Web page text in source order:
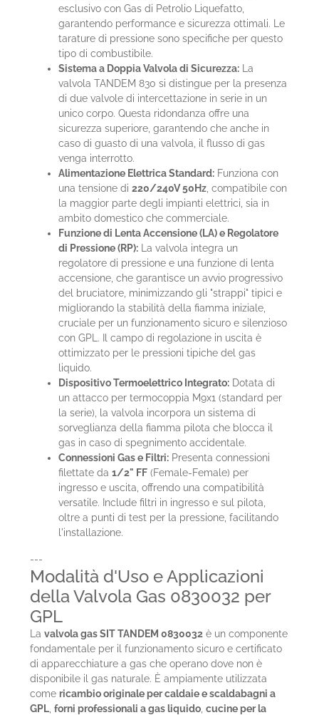
esclusivo con Gas di Petrolio Liquefatto,
garantendo performance e sicurezza ottimali. Le
tarature di pressione sono specifiche per questo
tipo di combustibile.
Sistema a Doppia Valvola di Sicurezza: La
valvola TANDEM 830 si distingue per la presenza
di due valvole di intercettazione in serie in un
unico corpo. Questa ridondanza offre una
sicurezza superiore, garantendo che anche in
caso di guasto di una valvola, il flusso di gas
venga interrotto.
Alimentazione Elettrica Standard: Funziona con
una tensione di220/240V 50Hz , compatibile con
la maggior parte degli impianti elettrici, sia in
ambito domestico che commerciale.
Funzione di Lenta Accensione (LA) e Regolatore
di Pressione (RP): La valvola integra un
regolatore di pressione e una funzione di lenta
accensione, che garantisce un avvio progressivo
del bruciatore, minimizzando gli "strappi" tipici e
migliorando la stabilità della fiamma iniziale,
cruciale per un funzionamento sicuro e silenzioso
con GPL. Il campo di regolazione in uscita è
ottimizzato per le pressioni tipiche del gas
liquido.
Dispositivo Termoelettrico Integrato: Dotata di
un attacco per termocoppia M9x1 (standard per
la serie), la valvola incorpora un sistema di
sorveglianza della fiamma pilota che blocca il
gas in caso di spegnimento accidentale.
Connessioni Gas e Filtri: Presenta connessioni
filettate da1/2" FF (Female-Female) per
ingresso e uscita, offrendo una compatibilità
versatile. Include filtri in ingresso e sul pilota,
oltre a punti di test per la pressione, facilitando
l'installazione.
---
Modalità d'Uso e Applicazioni
della Valvola Gas 0830032 per
GPL
Lavalvola gas SIT TANDEM 0830032 è un componente
fondamentale per il funzionamento sicuro e certificato
di apparecchiature a gas che operano dove non è
disponibile il gas naturale. È ampiamente utilizzata
comericambio originale per caldaie e scaldabagni a
GPL ,forni professionali a gas liquido ,cucine per la